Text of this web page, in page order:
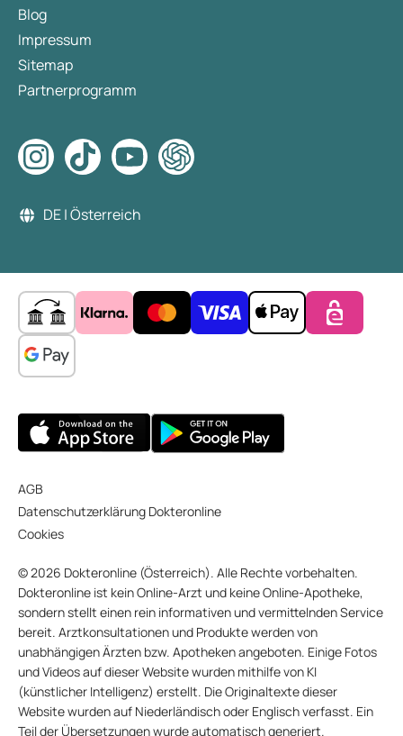
Blog
Impressum
Sitemap
Partnerprogramm
DE | Österreich
AGB
Datenschutzerklärung Dokteronline
Cookies
© 2026 Dokteronline (Österreich). Alle Rechte vorbehalten.
Dokteronline ist kein Online-Arzt und keine Online-Apotheke,
sondern stellt einen rein informativen und vermittelnden Service
bereit. Arztkonsultationen und Produkte werden von
unabhängigen Ärzten bzw. Apotheken angeboten. Einige Fotos
und Videos auf dieser Website wurden mithilfe von KI
(künstlicher Intelligenz) erstellt. Die Originaltexte dieser
Website wurden auf Niederländisch oder Englisch verfasst. Ein
Teil der Übersetzungen wurde automatisch generiert.